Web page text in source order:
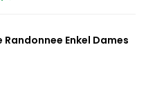
Enkel Dames